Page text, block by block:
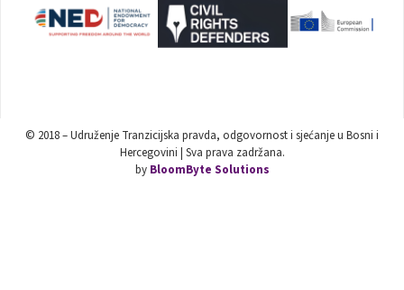
© 2018 – Udruženje Tranzicijska pravda, odgovornost i sjećanje u Bosni i
Hercegovini | Sva prava zadržana.
by BloomByte Solutions